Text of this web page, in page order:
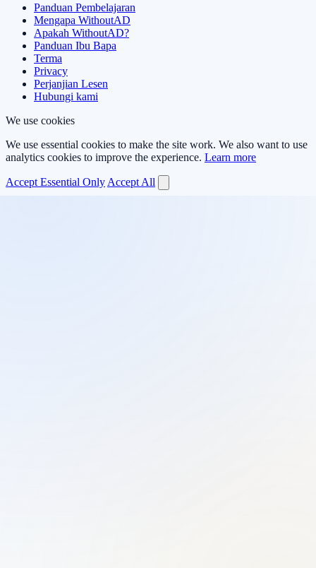
Panduan Pembelajaran
Mengapa WithoutAD
Apakah WithoutAD?
Panduan Ibu Bapa
Terma
Privacy
Perjanjian Lesen
Hubungi kami
We use cookies
We use essential cookies to make the site work. We also want to use
analytics cookies to improve the experience. Learn more
Accept Essential Only Accept All